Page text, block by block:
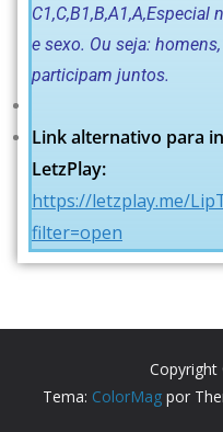
e sexo. Ou seja:
participam juntos.
Link alternativo para
LetzPlay:
https://letzplay.me/
filter=open
Tema: ColorMagpor